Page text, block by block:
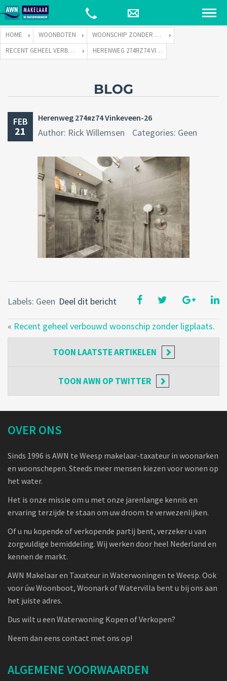
HOME WOONBOTEN
WOONSCHIP ZONDER LIGPLAATS
RECENT GEHEEL VERBOUWD WOONSCHIP ZONDER LIGPLAATS.
HERENWEG 274ЯZ74 VINKEVEEN-26
BLOG
FEB
21
Herenweg 274яz74 Vinkeveen-26
Author: Rick Willemsen Categories: Geen
Deel dit bericht
Labels: Geen
« Recent geheel verbouwd woonschip zonder ligplaats.
TOON LAATSTE ARTIKELEN
TOONAWN OP TWITTER
OVER ONS
Sinds 1996 is AWN te Weesp makelaar-taxateur in woonarken
en woonschepen. Steeds meer mensen kiezen voor wonen op
het water.
Het is onze missie om u met onze jarenlange kennis en
ervaring terzijde te staan om uw droom te verwezenlijken.
Of u nu kopende of verkopende partij bent, verzeker u van
zorgvuldige bemiddeling. Wij werken door heel Nederland en
kennen de markt.
AWN Makelaar en Taxateur in Waterwoningen te Weesp. Ook
voor úw Woonboot, Woonark of Watervilla bent u bij ons aan
het juiste adres.
Dus wilt u een Waterwoning Kopen of Verkopen?
Neem dan eens contact met ons op!
ALGEMENE VOORWAARDEN